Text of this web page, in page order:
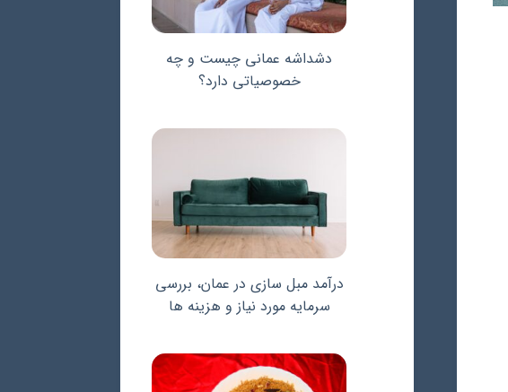
دشداشه عمانی چیست و چه
خصوصیاتی دارد؟
درآمد مبل سازی در عمان، بررسی
سرمایه مورد نیاز و هزینه ها